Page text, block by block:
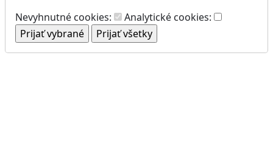
Nevyhnutné cookies:
Analytické cookies: